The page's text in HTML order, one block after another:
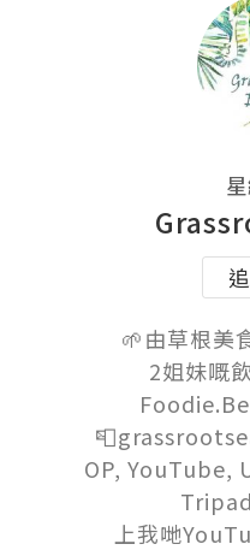
🌱由草根美
2姐妹嘅
OP, YouTube,
上我哋